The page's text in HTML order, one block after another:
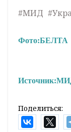
#МИД
Фото:БЕЛТА
Источник:
Поделиться: